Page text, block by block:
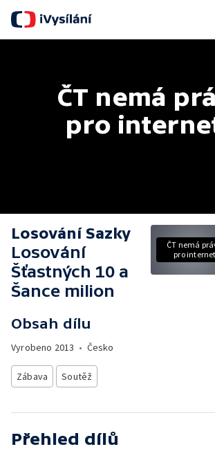
ČT nemá
pro
Losování Sazky
Losování
Šťastných 10 a
Šance milion
Obsah dílu
Vyrobeno 2013 • Česko
Zábava Soutěž
ČT nemá
pro internet
Přehled dílů